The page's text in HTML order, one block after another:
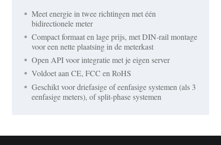
Meet energie in twee richtingen met één
bidirectionele meter
Compact formaat en lage prijs, met DIN-rail montage
voor een nette plaatsing in de meterkast
Open API voor integratie met je eigen server
Voldoet aan CE, FCC en RoHS
Geschikt voor driefasige of eenfasige systemen (als 3
eenfasige meters), of split-phase systemen